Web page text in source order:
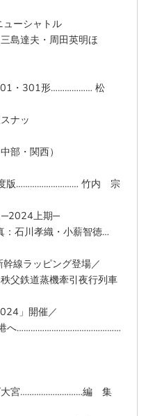
ューシャトル
達夫・周田英明ほ
・301形……………… 松
ナッ
部・関西）
度版……………………… 竹内 宗
─2024上期─
川孝織・小薪智徳…
線ラッピング登場／
父鉄道蒸機牽引夜行列車
」開催／
港へ………………………………………
大宮………………………編 集